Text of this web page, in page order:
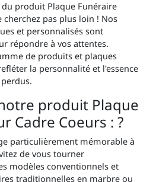
produit Plaque Funéraire
cherchez pas plus loin ! Nos
et personnalisés sont
répondre à vos attentes.
de produits et plaques
la personnalité et l'essence
produit Plaque
Cadre Coeurs : ?
particulièrement mémorable à
de vous tourner
modèles conventionnels et
traditionnelles en marbre ou